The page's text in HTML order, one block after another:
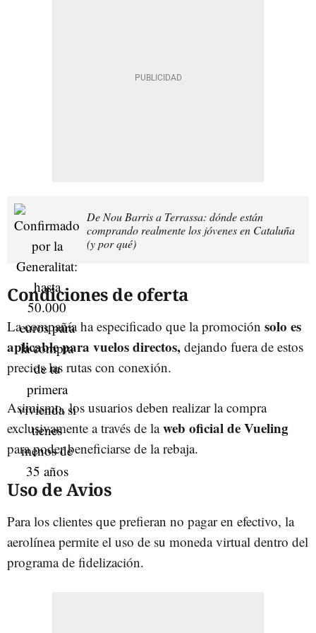
De Nou Barris a Terrassa: dónde están
comprando realmente los jóvenes en Cataluña
(y por qué)
Condiciones de oferta
La compañía ha especificado que la promoción solo es
aplicable para vuelos directos, dejando fuera de estos
precios las rutas con conexión.
Asimismo, los usuarios deben realizar la compra
exclusivamente a través de laweb oficial de Vueling
para poder beneficiarse de la rebaja.
Uso de Avios
Para los clientes que prefieran no pagar en efectivo, la
aerolínea permite el uso de su moneda virtual dentro del
programa de fidelización.